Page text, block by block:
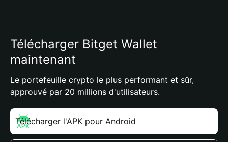
Télécharger Bitget Wallet
maintenant
Le portefeuille crypto le plus performant et sûr,
approuvé par 20 millions d'utilisateurs.
Télécharger l'APK pour Android